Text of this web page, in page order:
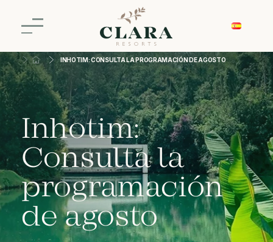
INHOTIM: CONSULTA LA PROGRAMACIÓN DE AGOSTO
Inhotim:
Consulta la
programación
de agosto